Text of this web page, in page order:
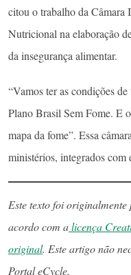
citou o trabalho da Câmara
Nutricional na elaboração
da insegurança alimentar.
“Vamos ter as condições
Plano Brasil Sem Fome. E
mapa da fome”. Essa
ministérios, integrados com
Este texto foi
acordo com alicença
original. Este artigo não
Portal eCycle.